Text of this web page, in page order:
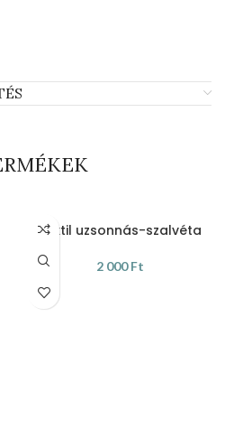
Textil uzsonnás-szalvéta
2 000Ft